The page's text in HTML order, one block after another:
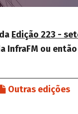
Edição 223 -
InfraFM ou
Outras edições